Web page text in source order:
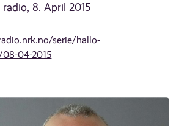
radio, 8. April 2015
serie/hallo-
04-2015